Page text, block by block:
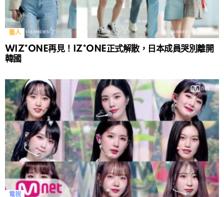
藝人
WIZ*ONE再見！IZ*ONE正式解散，日本成員哭別離開
韓國
電視